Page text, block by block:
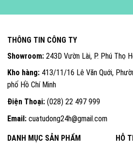
THÔNG TIN CÔNG TY
Showroom: 243D Vườn Lài, P. Phú Thọ
Kho hàng: 413/11/16 Lê Văn Quới,
phố Hồ Chí Minh
Điện Thoại: (028) 22 497 999
Email: cuatudong24h@gmail.com
DANH MỤC SẢN PHẨM
HỖ